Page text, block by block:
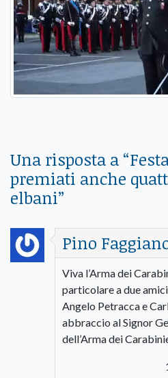
Una risposta a “
premiati anche
elbani”
Pino
Viva l’Arma dei
particolare a due
Angelo Petracca e
abbraccio al Signor
dell’Arma dei